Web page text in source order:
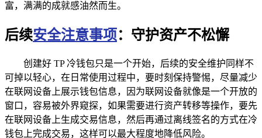
富，满满的成就感油然而生。
后续安全注意事项：守护资产不松懈
创建好 TP 冷钱包只是一个开始，后续的安全维护同样不
可掉以轻心，在日常使用过程中，要时刻保持警惕，尽量减少
在联网设备上展示钱包信息，因为联网设备就像是一个开放的
窗口，容易被外界窥探，如果需要进行资产转移等操作，要先
在联网设备上生成交易信息，然后再通过离线签名的方式在冷
钱包上完成交易，这样可以最大程度地降低风险。